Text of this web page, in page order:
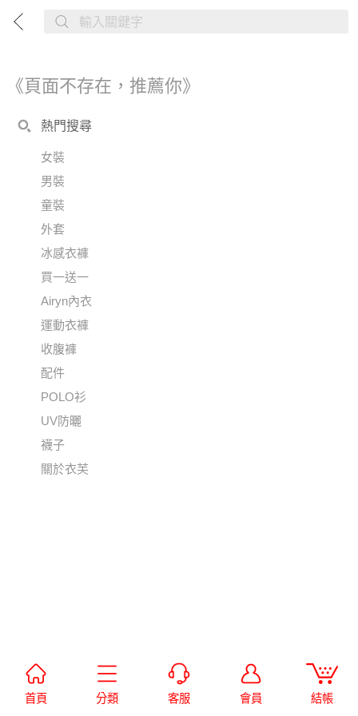
首頁 分類 客服 會員 結帳
《頁面不存在，推薦你》
熱門搜尋
女裝
男裝
童裝
外套
冰感衣褲
買一送一
Airyn內衣
運動衣褲
收腹褲
配件
POLO衫
UV防曬
襪子
關於衣芙